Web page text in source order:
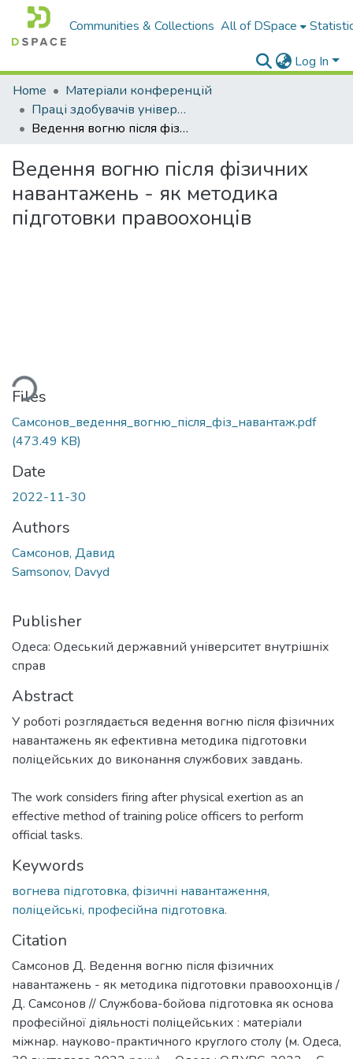
Communities & Collections All of DSpace
Log In
Home
Матеріали конференцій
Праці здобувачів університету
Ведення вогню після фізичних навантажень - як методика підготовки правоохонців
Ведення вогню після фізичних
навантажень - як методика
підготовки правоохонців
Files
Самсонов_ведення_вогню_після_фіз_навантаж.pdf
(473.49 KB)
Date
2022-11-30
Authors
Самсонов, Давид
Samsonov, Davyd
Publisher
Одеса: Одеський державний університет внутрішніх
справ
Abstract
У роботі розглядається ведення вогню після фізичних
навантажень як ефективна методика підготовки
поліцейських до виконання службових завдань.
The work considers firing after physical exertion as an
effective method of training police officers to perform
official tasks.
Keywords
вогнева підготовка, фізичні навантаження,
поліцейські, професійна підготовка.
Citation
Самсонов Д. Ведення вогню після фізичних
навантажень - як методика підготовки правоохонців /
Д. Самсонов // Службова-бойова підготовка як основа
професійної діяльності поліцейських : матеріали
міжнар. науково-практичного круглого столу (м. Одеса,